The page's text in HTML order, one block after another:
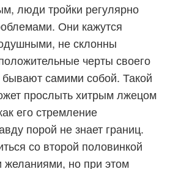
люди тройки регулярно
Они кажутся
не склонны
черты своего
бывают самими собой. Такой
прослыть хитрым лжецом
его стремление
порой не знает границ.
со второй половинкой
но при этом